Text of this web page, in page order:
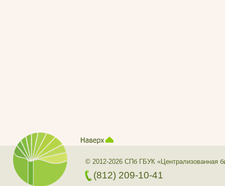
© 2012-2026 СПб ГБУК «Централизованная
(812) 209-10-41